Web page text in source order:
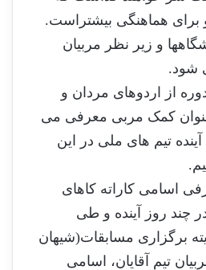
۵ روزه و برای هماهنگی بیشتراست.
و زیر نظر مربیان
شود.
از اردوهای مردان و
عنوان کمک مربی معرفی می
آینده تیم های ملی در این
اسامی کاراته کاهای
روز آینده و طی
برگزاری مسابقات(شیهان
تیم آقایان، اسامی